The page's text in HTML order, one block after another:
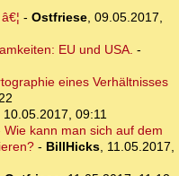
- Ostfriese, 09.05.2017,
EU und USA. -
eines Verhältnisses
10.05.2017, 09:11
kann man sich auf dem
- BillHicks, 11.05.2017,